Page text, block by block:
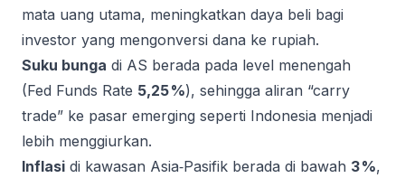
mata uang utama, meningkatkan daya beli bagi
investor yang mengonversi dana ke rupiah.
Suku bunga di AS berada pada level menengah
(Fed Funds Rate 5,25 %), sehingga aliran “carry
trade” ke pasar emerging seperti Indonesia menjadi
lebih menggiurkan.
Inflasi di kawasan Asia‑Pasifik berada di bawah 3 %,